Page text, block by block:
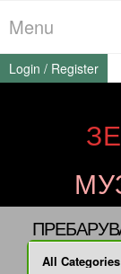
to
the
content
Menu
Login / Register